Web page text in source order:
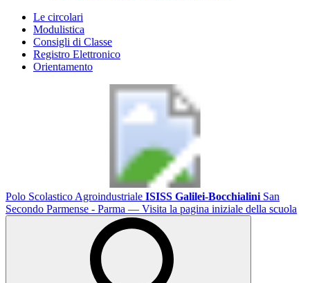
Le circolari
Modulistica
Consigli di Classe
Registro Elettronico
Orientamento
Polo Scolastico Agroindustriale ISISS Galilei-Bocchialini San
Secondo Parmense - Parma — Visita la pagina iniziale della scuola